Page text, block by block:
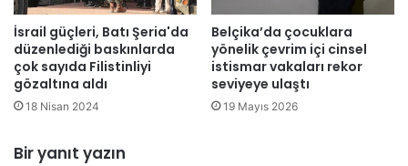
a
’
n
ı
n
İ
t
a
4
s
i
v
i
ö
İsrail güçleri, Batı Şeria'da
düzenlediği baskınlarda
çok sayıda Filistinliyi
gözaltına aldı
18 Nisan 2024
Belçika’da çocuklara
yönelik çevrim içi cinsel
istismar vakaları rekor
seviyeye ulaştı
19 Mayıs 2026
Bir yanıt yazın